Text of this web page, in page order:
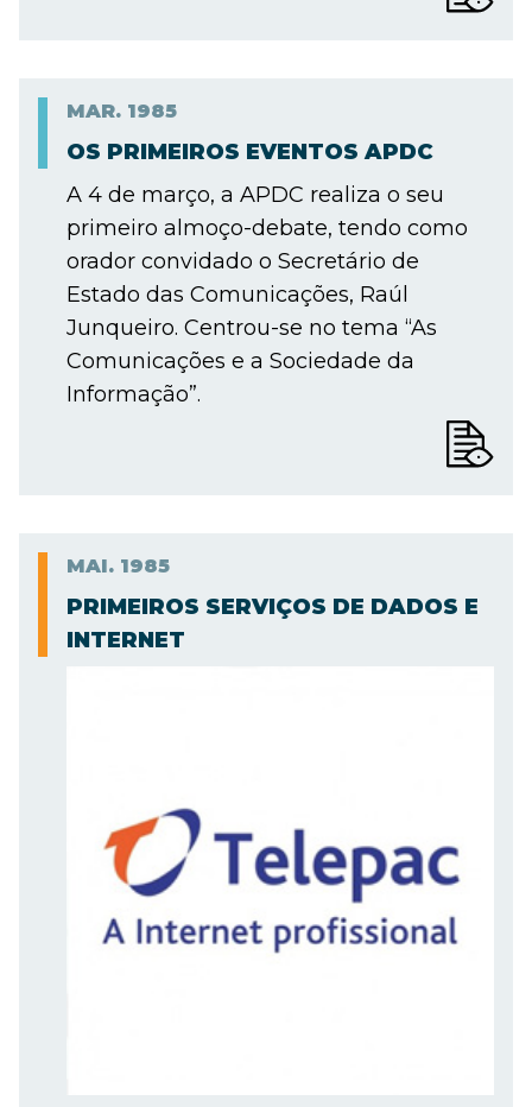
MAR. 1985
OS PRIMEIROS EVENTOS APDC
A 4 de março, a APDC realiza o seu
primeiro almoço-debate, tendo como
orador convidado o Secretário de
Estado das Comunicações, Raúl
Junqueiro. Centrou-se no tema “As
Comunicações e a Sociedade da
Informação”.
MAI. 1985
PRIMEIROS SERVIÇOS DE DADOS E
INTERNET